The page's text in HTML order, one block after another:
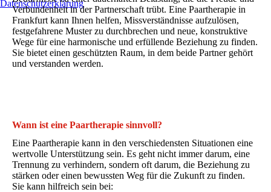
Verbundenheit in der Partnerschaft trübt. Eine Paartherapie in
Frankfurt kann Ihnen helfen, Missverständnisse aufzulösen,
festgefahrene Muster zu durchbrechen und neue, konstruktive
Wege für eine harmonische und erfüllende Beziehung zu finden.
Sie bietet einen geschützten Raum, in dem beide Partner gehört
und verstanden werden.
Wann ist eine Paartherapie sinnvoll?
Eine Paartherapie kann in den verschiedensten Situationen eine
wertvolle Unterstützung sein. Es geht nicht immer darum, eine
Trennung zu verhindern, sondern oft darum, die Beziehung zu
stärken oder einen bewussten Weg für die Zukunft zu finden.
Sie kann hilfreich sein bei:
Datenschutzerklärung